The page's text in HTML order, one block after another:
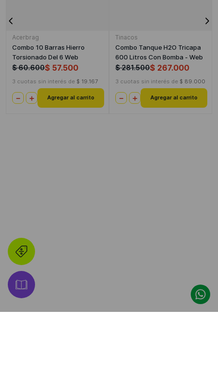
Acerbrag
Combo 10 Barras Hierro
Torsionado Del 6 Web
$60.600$ 57.500
3 cuotas sin interés de $ 19.167
＋
－ Agregar al carrito
Tinacos
Combo Tanque H2O Tricapa
600 Litros Con Bomba - Web
$281.500$ 267.000
3 cuotas sin interés de $ 89.000
＋
－ Agregar al carrito